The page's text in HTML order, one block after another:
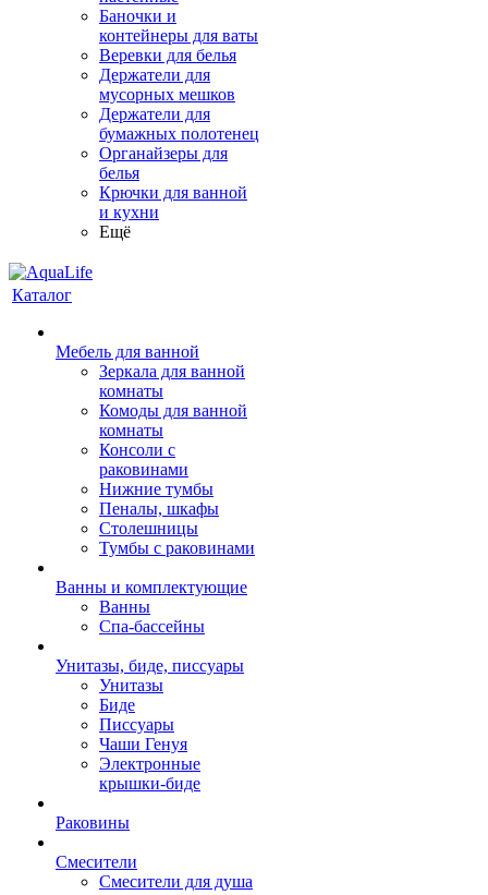
Баночки и
контейнеры для ваты
Веревки для белья
Держатели для
мусорных мешков
Держатели для
бумажных полотенец
Органайзеры для
белья
Крючки для ванной
и кухни
Ещё
Каталог
Мебель для ванной
Зеркала для ванной
комнаты
Комоды для ванной
комнаты
Консоли с
раковинами
Нижние тумбы
Пеналы, шкафы
Столешницы
Тумбы с раковинами
Ванны и комплектующие
Ванны
Спа-бассейны
Унитазы, биде, писсуары
Унитазы
Биде
Писсуары
Чаши Генуя
Электронные
крышки-биде
Раковины
Смесители
Смесители для душа